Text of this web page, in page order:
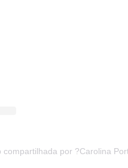
compartilhada por ?Carolina